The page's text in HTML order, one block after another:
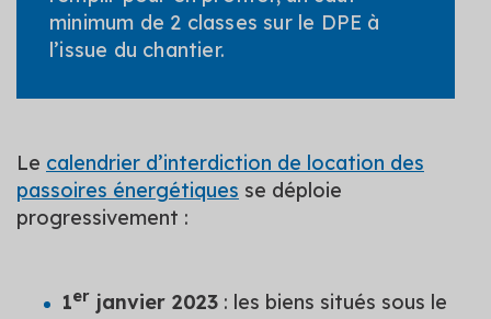
minimum de 2 classes sur le DPE à
l’issue du chantier.
Le calendrier d’interdiction de location des
passoires énergétiques se déploie
progressivement :
1er janvier 2023 : les biens situés sous le